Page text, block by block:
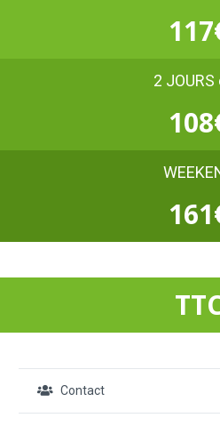
2 JOURS
Contact